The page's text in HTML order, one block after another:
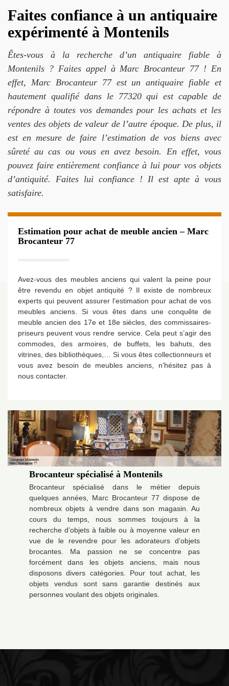
Faites confiance à un antiquaire
expérimenté à Montenils
Êtes-vous à la recherche d’un antiquaire fiable à
Montenils ? Faites appel à Marc Brocanteur 77 ! En
effet, Marc Brocanteur 77 est un antiquaire fiable et
hautement qualifié dans le 77320 qui est capable de
répondre à toutes vos demandes pour les achats et les
ventes des objets de valeur de l’autre époque. De plus, il
est en mesure de faire l’estimation de vos biens avec
sûreté au cas ou vous en avez besoin. En effet, vous
pouvez faire entièrement confiance à lui pour vos objets
d’antiquité. Faites lui confiance ! Il est apte à vous
satisfaire.
Estimation pour achat de meuble ancien – Marc
Brocanteur 77
Avez-vous des meubles anciens qui valent la peine pour
être revendu en objet antiquité ? Il existe de nombreux
experts qui peuvent assurer l’estimation pour achat de vos
meubles anciens. Si vous êtes dans une conquête de
meuble ancien des 17e et 18e siècles, des commissaires-
priseurs peuvent vous rendre service. Cela peut s’agir des
commodes, des armoires, de buffets, les bahuts, des
vitrines, des bibliothèques,… Si vous êtes collectionneurs et
vous avez besoin de meubles anciens, n’hésitez pas à
nous contacter.
Brocanteur spécialisé à Montenils
Brocanteur spécialisé dans le métier depuis
quelques années, Marc Brocanteur 77 dispose de
nombreux objets à vendre dans son magasin. Au
cours du temps, nous sommes toujours à la
recherche d’objets à faible ou à moyenne valeur en
vue de le revendre pour les adorateurs d’objets
brocantes. Ma passion ne se concentre pas
forcément dans les objets anciens, mais nous
disposons divers catégories. Pour tout achat, les
objets vendus sont sans garantie destinés aux
personnes voulant des objets originales.